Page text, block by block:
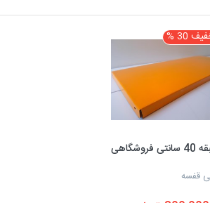
30 %
فروشگاهی
قفسه